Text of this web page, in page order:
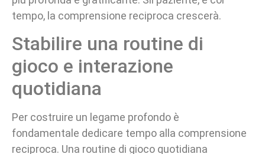
tempo, la comprensione reciproca crescerà.
Stabilire una routine di
gioco e interazione
quotidiana
Per costruire un legame profondo è
fondamentale dedicare tempo alla comprensione
reciproca. Una routine di gioco quotidiana